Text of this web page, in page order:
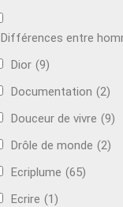
Différences entre
Dior (9)
Documentation (2)
Douceur de vivre (9)
Drôle de monde (2)
Ecriplume (65)
Ecrire (1)